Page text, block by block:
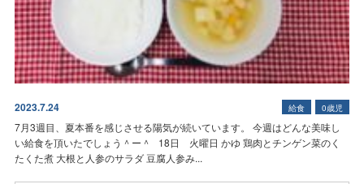
2023.7.24 0歳児
給食
7月3週目、夏本番を感じさせる陽気が続いています。 今週はどんな美味し
い給食を頂いたでしょう＾ー＾ 18日 火曜日 かゆ 鶏肉とチンゲン菜のく
たくた煮 大根と人参のサラダ 豆腐人参み...